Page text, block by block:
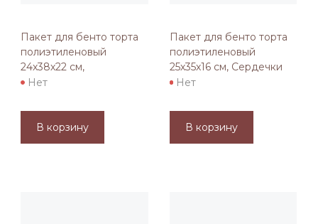
Пакет для бенто торта
полиэтиленовый
24х38х22 см,
Нет
В корзину
Пакет для бенто торта
полиэтиленовый
25х35х16 см, Сердечки
Нет
В корзину